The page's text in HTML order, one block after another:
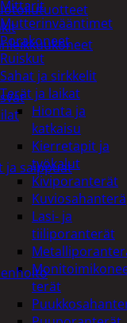
Mittarit
Mutterinvääntimet
Porakoneet
Ruiskut
Sahat ja sirkkelit
Terät ja laikat
Hionta ja
katkaisu
Kierretapit ja
työkalut
Kiviporanterät
Kuviosahanterä
Lasi- ja
tiiliporanterät
terät
ja saippuat